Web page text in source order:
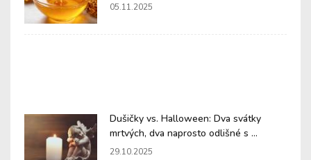
05.11.2025
Dušičky vs. Halloween: Dva svátky
mrtvých, dva naprosto odlišné s ...
29.10.2025